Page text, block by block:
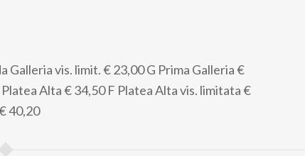
Galleria vis. limit.€ 23,00G Prima Galleria€
Platea Alta€ 34,50 F Platea Alta vis. limitata€
40,20